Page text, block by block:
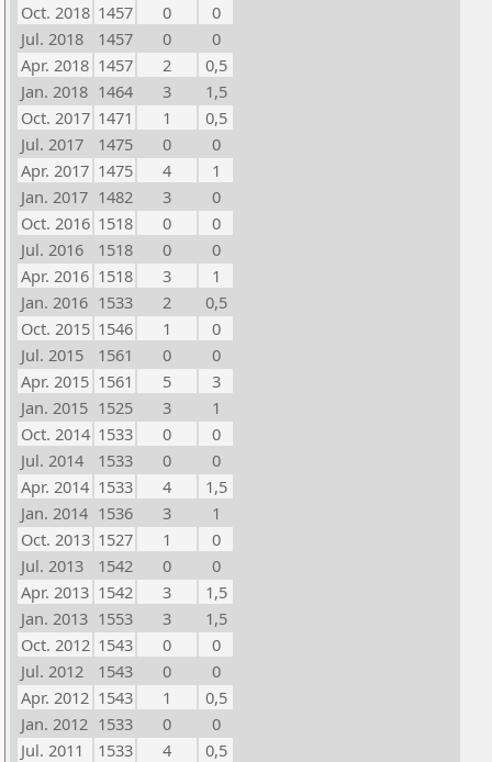
Oct. 2018 1457 0
0
Jul. 2018
1457 0
0
Apr. 2018 1457 2
0,5
Jan. 2018 1464 3
1,5
Oct. 2017 1471 1
0,5
Jul. 2017
1475 0
0
Apr. 2017 1475 4
1
Jan. 2017 1482 3
0
Oct. 2016 1518 0
0
Jul. 2016
1518 0
0
Apr. 2016 1518 3
1
Jan. 2016 1533 2
0,5
Oct. 2015 1546 1
0
Jul. 2015
1561 0
0
Apr. 2015 1561 5
3
Jan. 2015 1525 3
1
Oct. 2014 1533 0
0
Jul. 2014
1533 0
0
Apr. 2014 1533 4
1,5
Jan. 2014 1536 3
1
Oct. 2013 1527 1
0
Jul. 2013
1542 0
0
Apr. 2013 1542 3
1,5
Jan. 2013 1553 3
1,5
Oct. 2012 1543 0
0
Jul. 2012
1543 0
0
Apr. 2012 1543 1
0,5
Jan. 2012 1533 0
0
Jul. 2011
1533 4
0,5